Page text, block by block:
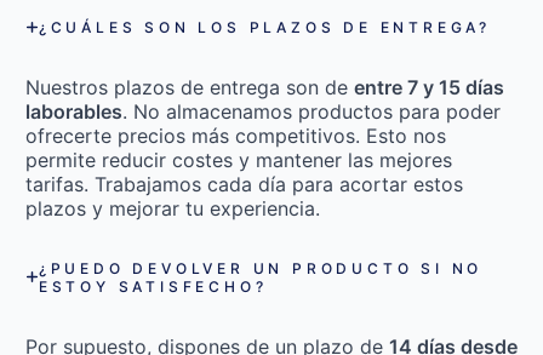
¿CUÁLES SON LOS PLAZOS DE ENTREGA?
Nuestros plazos de entrega son de entre 7 y 15 días
laborables. No almacenamos productos para poder
ofrecerte precios más competitivos. Esto nos
permite reducir costes y mantener las mejores
tarifas. Trabajamos cada día para acortar estos
plazos y mejorar tu experiencia.
¿PUEDO DEVOLVER UN PRODUCTO SI NO
ESTOY SATISFECHO?
Por supuesto, dispones de un plazo de 14 días desde